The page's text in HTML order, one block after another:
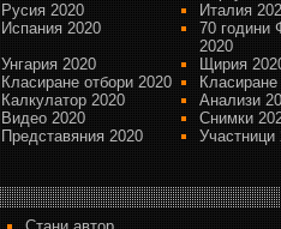
Русия 2020
Италия
Испания 2020
70 години
2020
Унгария 2020
Щирия
Класиране отбори 2020
Калкулатор 2020
Анализи
Видео 2020
Снимки
Представяния 2020
Участници